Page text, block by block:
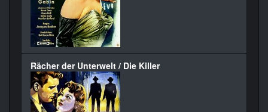
Rächer der Unterwelt / Die Killer